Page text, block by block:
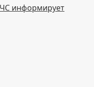
информирует